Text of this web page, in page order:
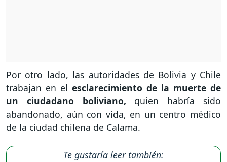
Por otro lado, las autoridades de Bolivia y Chile
trabajan en el esclarecimiento de la muerte de
un ciudadano boliviano, quien habría sido
abandonado, aún con vida, en un centro médico
de la ciudad chilena de Calama.
Te gustaría leer también: